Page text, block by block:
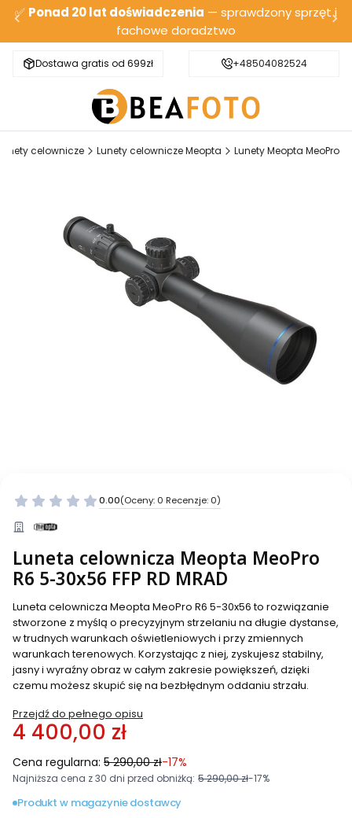
✅ Ponad 20 lat doświadczenia — sprawdzony sprzęt i
fachowe doradztwo
Dostawa gratis od 699zł Bezpieczna wysyłka
+48504082524
celownicze Lunety celownicze Meopta Lunety Meopta MeoPro
0.00(Oceny: 0 Recenzje: 0)
Luneta celownicza Meopta MeoPro
R6 5-30x56 FFP RD MRAD
Luneta celownicza Meopta MeoPro R6 5-30x56 to rozwiązanie
stworzone z myślą o precyzyjnym strzelaniu na długie dystanse,
w trudnych warunkach oświetleniowych i przy zmiennych
warunkach terenowych. Korzystając z niej, zyskujesz stabilny,
jasny i wyraźny obraz w całym zakresie powiększeń, dzięki
czemu możesz skupić się na bezbłędnym oddaniu strzału.
Przejdź do pełnego opisu
4 400,00 zł
Cena regularna: 5 290,00 zł-17%
Najniższa cena z 30 dni przed obniżką: 5 290,00 zł-17%
Produkt w magazynie dostawcy